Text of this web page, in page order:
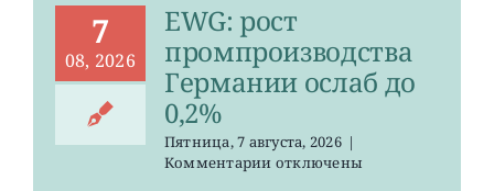
7
08, 2026
EWG: рост
промпроизводства
Германии ослаб до
0,2%
Пятница, 7 августа, 2026 |
Комментариикотключены